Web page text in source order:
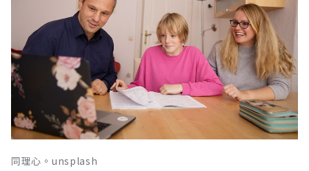
同理心。unsplash